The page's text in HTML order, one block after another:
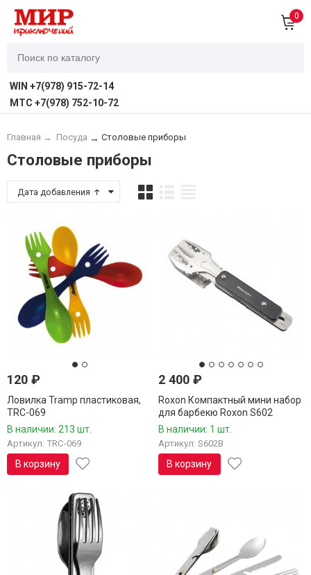
0
WIN +7(978) 915-72-14
MTC +7(978) 752-10-72
Главная → Посуда → Столовые приборы
Столовые приборы
Дата добавления
120 ₽
Ловилка Tramp пластиковая,
TRC-069
В наличии: 213 шт.
Артикул: TRC-069
В корзину
2 400₽
Roxon Компактный мини набор
для барбекю Roxon S602
В наличии: 1 шт.
Артикул: S602B
В корзину